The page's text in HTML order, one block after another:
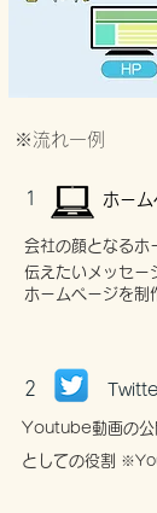
※流れ一例
1 ホー
2
会社の顔となるホ
伝えたいメッセー
ホームページを制
Youtube動画の公
としての役割